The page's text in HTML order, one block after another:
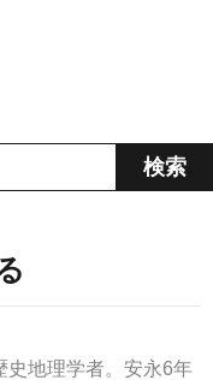
地理学者。安永6年